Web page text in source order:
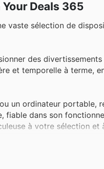
Deals 365
vaste sélection de
des
et temporelle à terme,
un ordinateur portable,
fiable dans son
à votre sélection et
occasion de réduction